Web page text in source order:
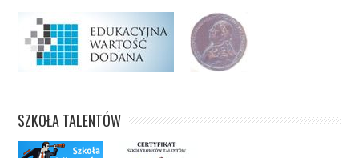
SZKOŁA TALENTÓW